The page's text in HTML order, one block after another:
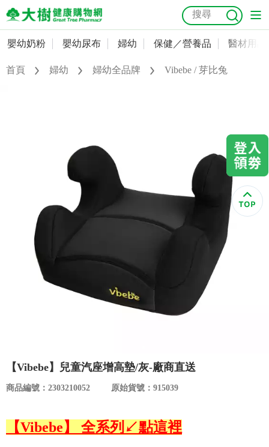
嬰幼奶粉
成人照護
美容／個人清潔
食品／健康食補
會員資料及密碼修改
購物金查詢
優惠券領取
優惠券查詢
嬰幼奶粉 嬰幼尿布 婦幼 保健／營養品 醫材用品
首頁 婦幼 婦幼全品牌 Vibebe / 芽比兔
【Vibebe】兒童汽座增高墊/灰-廠商直送
商品編號：2303210052 原始貨號：915039
【Vibebe】 全系列↙點這裡